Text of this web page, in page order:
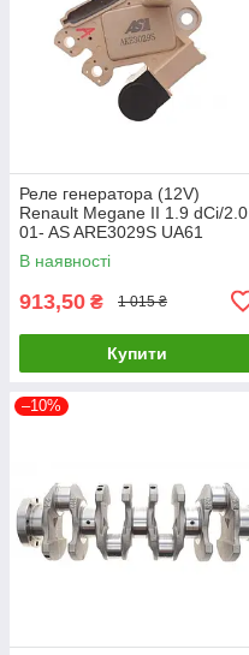
Реле генератора (12V)
Renault Megane II 1.9 dCi/2.0
01- AS ARE3029S UA61
В наявності
913,50 ₴ 1 015 ₴
Купити
–10%